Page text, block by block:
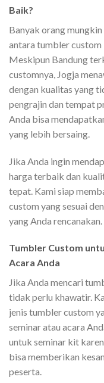
Baik?
Banyak orang
antara tumbler custom
Meskipun Bandung
customnya, Jogja
dengan kualitas yang
pengrajin dan tempat
Anda bisa
yang lebih bersaing.
Jika Anda ingin
harga terbaik dan
tepat. Kami siap
custom yang sesuai
yang Anda rencanakan.
Tumbler Custom
Acara Anda
Jika Anda mencari
tidak perlu khawatir.
jenis tumbler custom
seminar atau acara
untuk seminar kit
bisa memberikan
peserta.